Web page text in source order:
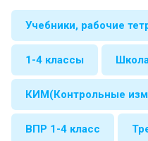
Учебники, рабочие
1-4 классы
КИМ(Контрольные
ВПР 1-4 класс